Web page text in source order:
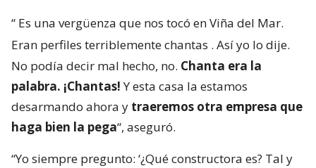
“ Es una vergüenza que nos tocó en Viña del Mar.
Eran perfiles terriblemente chantas . Así yo lo dije.
No podía decir mal hecho, no. Chanta era la
palabra. ¡Chantas!Y esta casa la estamos
desarmando ahora y traeremos otra empresa que
haga bien la pega“, aseguró.
“Yo siempre pregunto: ‘¿Qué constructora es? Tal y